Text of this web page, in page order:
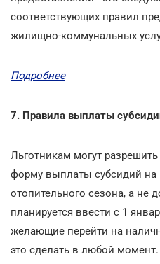
соответствующих правил
жилищно-коммунальных
Подробнее
7. Правила выплаты
Льготникам могут
форму выплаты субсидий на
отопительного сезона, а не
планируется ввести с 1
желающие перейти на
это сделать в любой момент.